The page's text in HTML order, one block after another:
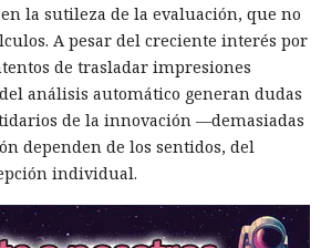
la sutileza de la evaluación, que no
A pesar del creciente interés por
de trasladar impresiones
análisis automático generan dudas
de la innovación —demasiadas
dependen de los sentidos, del
individual.